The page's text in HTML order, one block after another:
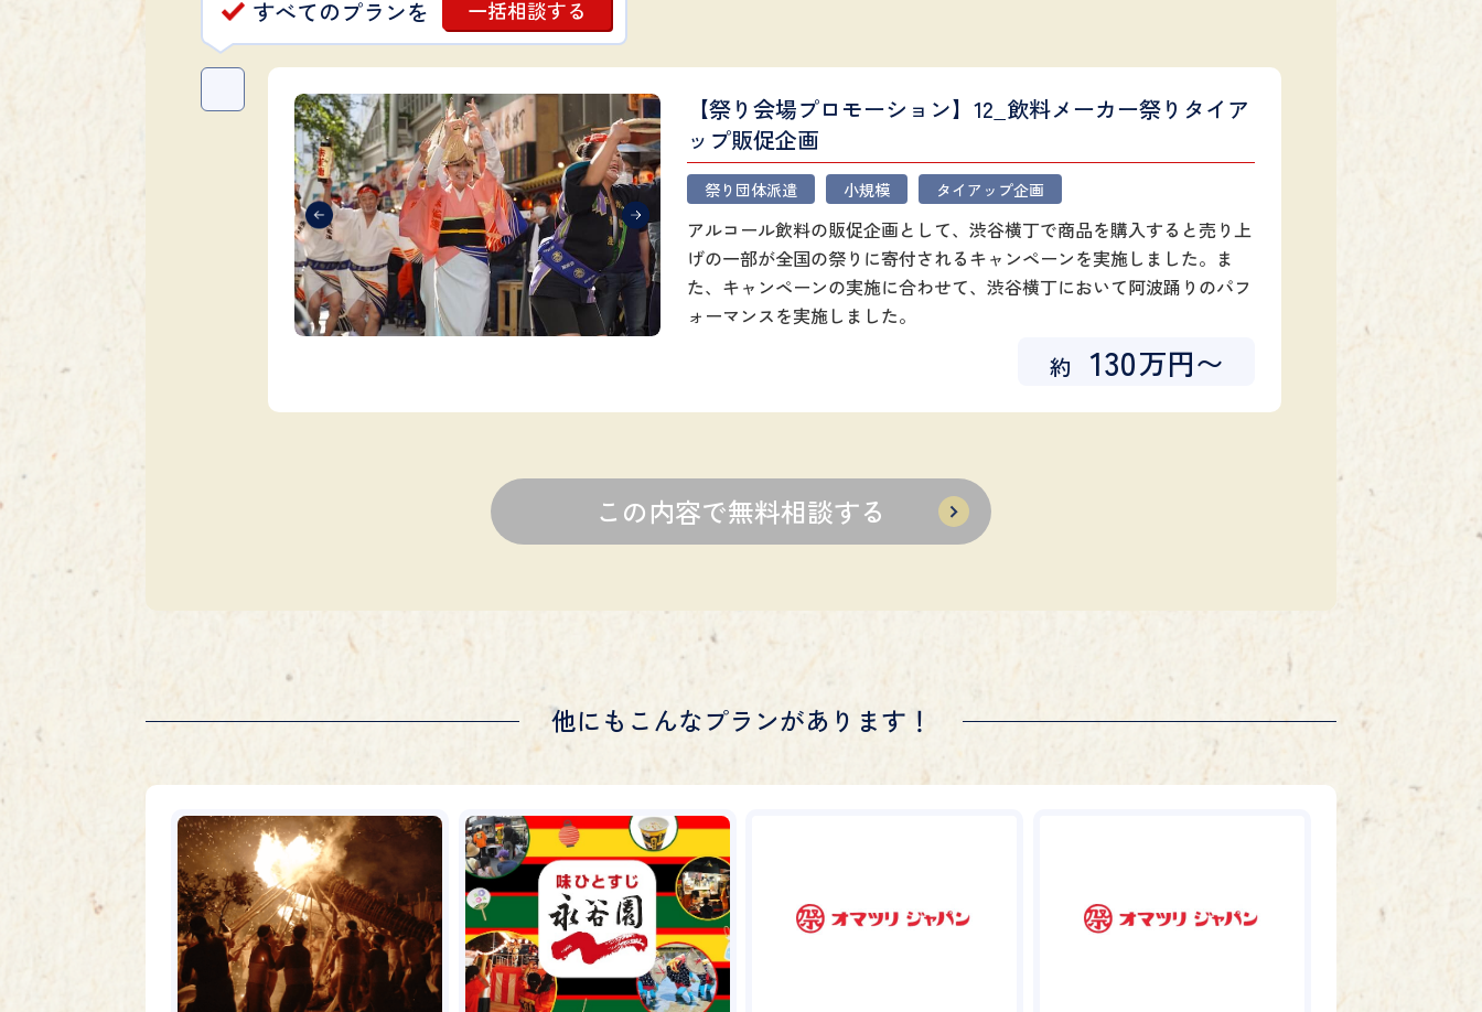
すべてのプランを 一括相談する
【祭り会場プロモーション】12_飲料メーカー祭りタイア
ップ販促企画
祭り団体派遣 小規模 タイアップ企画
アルコール飲料の販促企画として、渋谷横丁で商品を購入すると売り上
げの一部が全国の祭りに寄付されるキャンペーンを実施しました。ま
た、キャンペーンの実施に合わせて、渋谷横丁において阿波踊りのパフ
ォーマンスを実施しました。
約 130万円〜
他にもこんなプランがあります！